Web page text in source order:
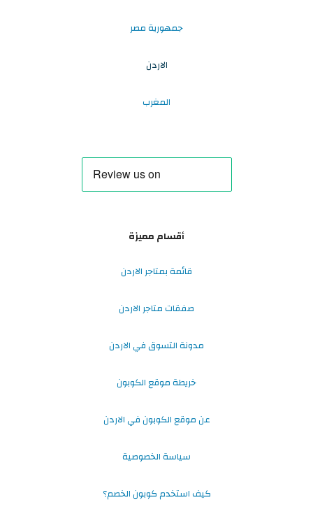
جمهورية مصر
الاردن
المغرب
أقسام مميزة
قائمة بمتاجر الاردن
صفقات متاجر الاردن
مدونة التسوق في الاردن
خريطة موقع الكوبون
عن موقع الكوبون في الاردن
سياسة الخصوصية
كيف استخدم كوبون الخصم؟